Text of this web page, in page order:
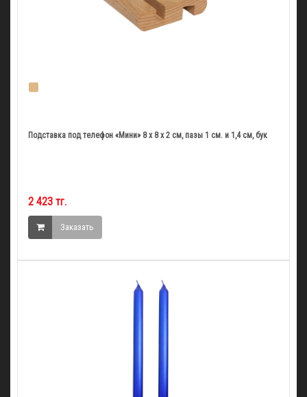
Подставка под телефон «Мини» 8 x 8 x 2 см, пазы 1 см. и 1,4 см, бук
2 423 тг.
Заказать